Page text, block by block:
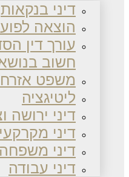
דיני בנקאות
הוצאה לפועל
עורך דין
חשוב בנושא
משפט אזרחי
ליטיגציה
דיני ירושה
דיני מקרקעין
דיני משפחה
דיני עבודה